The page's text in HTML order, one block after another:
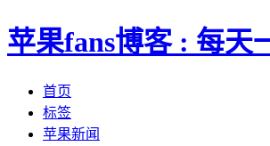
苹果fans博客 : 每天
首页
标签
苹果新闻